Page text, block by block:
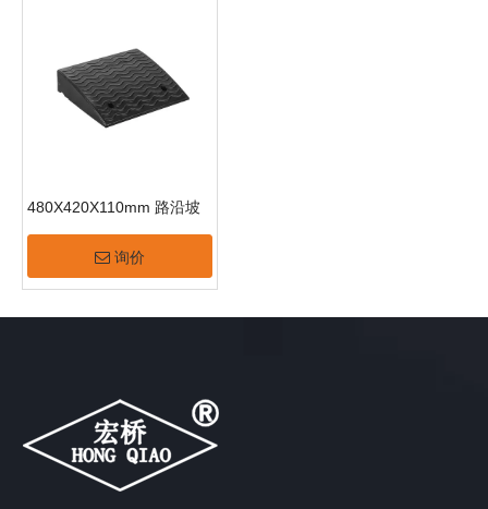
480X420X110mm 路沿坡
询价